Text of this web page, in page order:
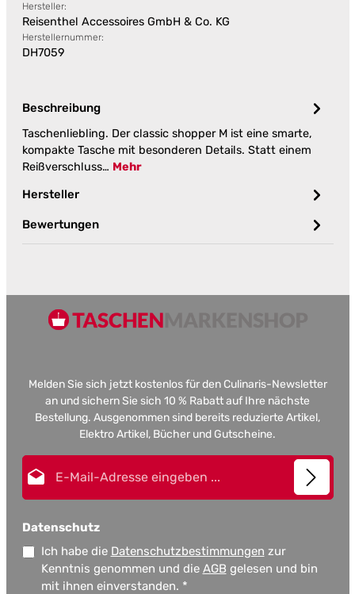
Hersteller:
Reisenthel Accessoires GmbH & Co. KG
Herstellernummer:
DH7059
Beschreibung
Taschenliebling. Der classic shopper M ist eine smarte,
kompakte Tasche mit besonderen Details. Statt einem
Reißverschluss… Mehr
Hersteller
Bewertungen
Melden Sie sich jetzt kostenlos für den Culinaris-Newsletter
an und sichern Sie sich 10 % Rabatt auf Ihre nächste
Bestellung. Ausgenommen sind bereits reduzierte Artikel,
Elektro Artikel, Bücher und Gutscheine.
Datenschutz
Ich habe die Datenschutzbestimmungen zur
Kenntnis genommen und die AGB gelesen und bin
mit ihnen einverstanden. *